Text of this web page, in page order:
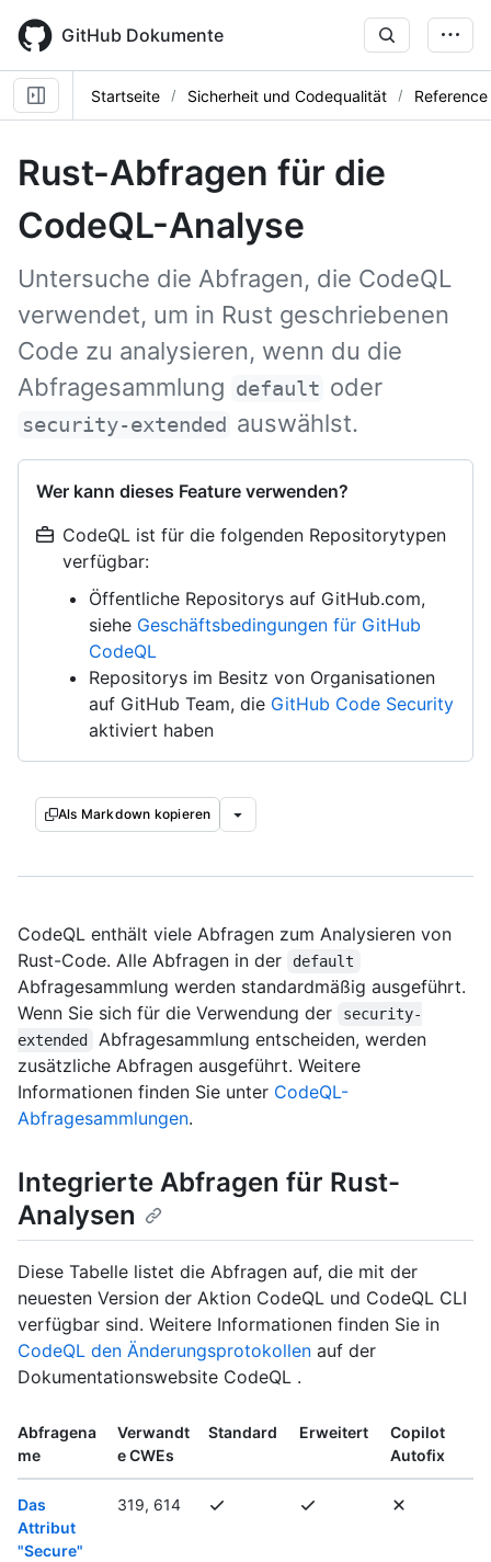
main
content
GitHub Dokumente
Startseite Sicherheit und Codequalität Reference
Rust-Abfragen für die
CodeQL-Analyse
Untersuche die Abfragen, die CodeQL
verwendet, um in Rust geschriebenen
Code zu analysieren, wenn du die
Abfragesammlung default oder
security-extended auswählst.
Wer kann dieses Feature verwenden?
CodeQL ist für die folgenden Repositorytypen
verfügbar:
Öffentliche Repositorys auf GitHub.com,
siehe Geschäftsbedingungen für GitHub
CodeQL
Repositorys im Besitz von Organisationen
auf GitHub Team, die GitHub Code Security
aktiviert haben
Als Markdown kopieren
CodeQL enthält viele Abfragen zum Analysieren von
Rust-Code. Alle Abfragen in der
default
Abfragesammlung werden standardmäßig ausgeführt.
Wenn Sie sich für die Verwendung der
security-
extended
Abfragesammlung entscheiden, werden
zusätzliche Abfragen ausgeführt. Weitere
Informationen finden Sie unter CodeQL-
Abfragesammlungen.
Integrierte Abfragen für Rust-
Analysen
Diese Tabelle listet die Abfragen auf, die mit der
neuesten Version der Aktion CodeQL und CodeQL CLI
verfügbar sind. Weitere Informationen finden Sie in
CodeQL den Änderungsprotokollen auf der
Dokumentationswebsite CodeQL .
Abfragena
me
Verwandt
e CWEs
Standard Erweitert
Copilot
Autofix
Das
Attribut
"Secure"
319, 614